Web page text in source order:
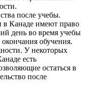
после учебы.
Канаде имеют право
день во время учебы
обучения.
У некоторых
есть
остаться в
после